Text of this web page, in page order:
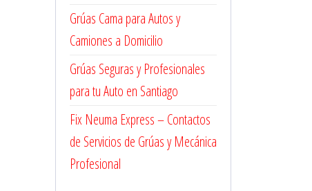
Grúas Cama para Autos y
Camiones a Domicilio
Grúas Seguras y Profesionales
para tu Auto en Santiago
Fix Neuma Express – Contactos
de Servicios de Grúas y Mecánica
Profesional